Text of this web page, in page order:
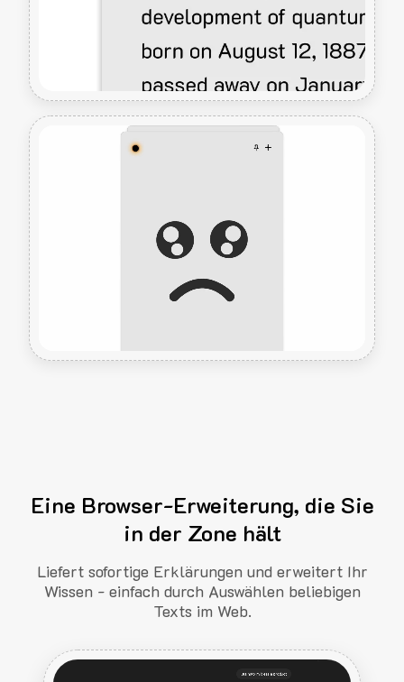
Eine Browser-Erweiterung, die Sie
in der Zone hält
Liefert sofortige Erklärungen und erweitert Ihr
Wissen - einfach durch Auswählen beliebigen
Texts im Web.